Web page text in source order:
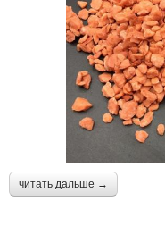
читать дальше →